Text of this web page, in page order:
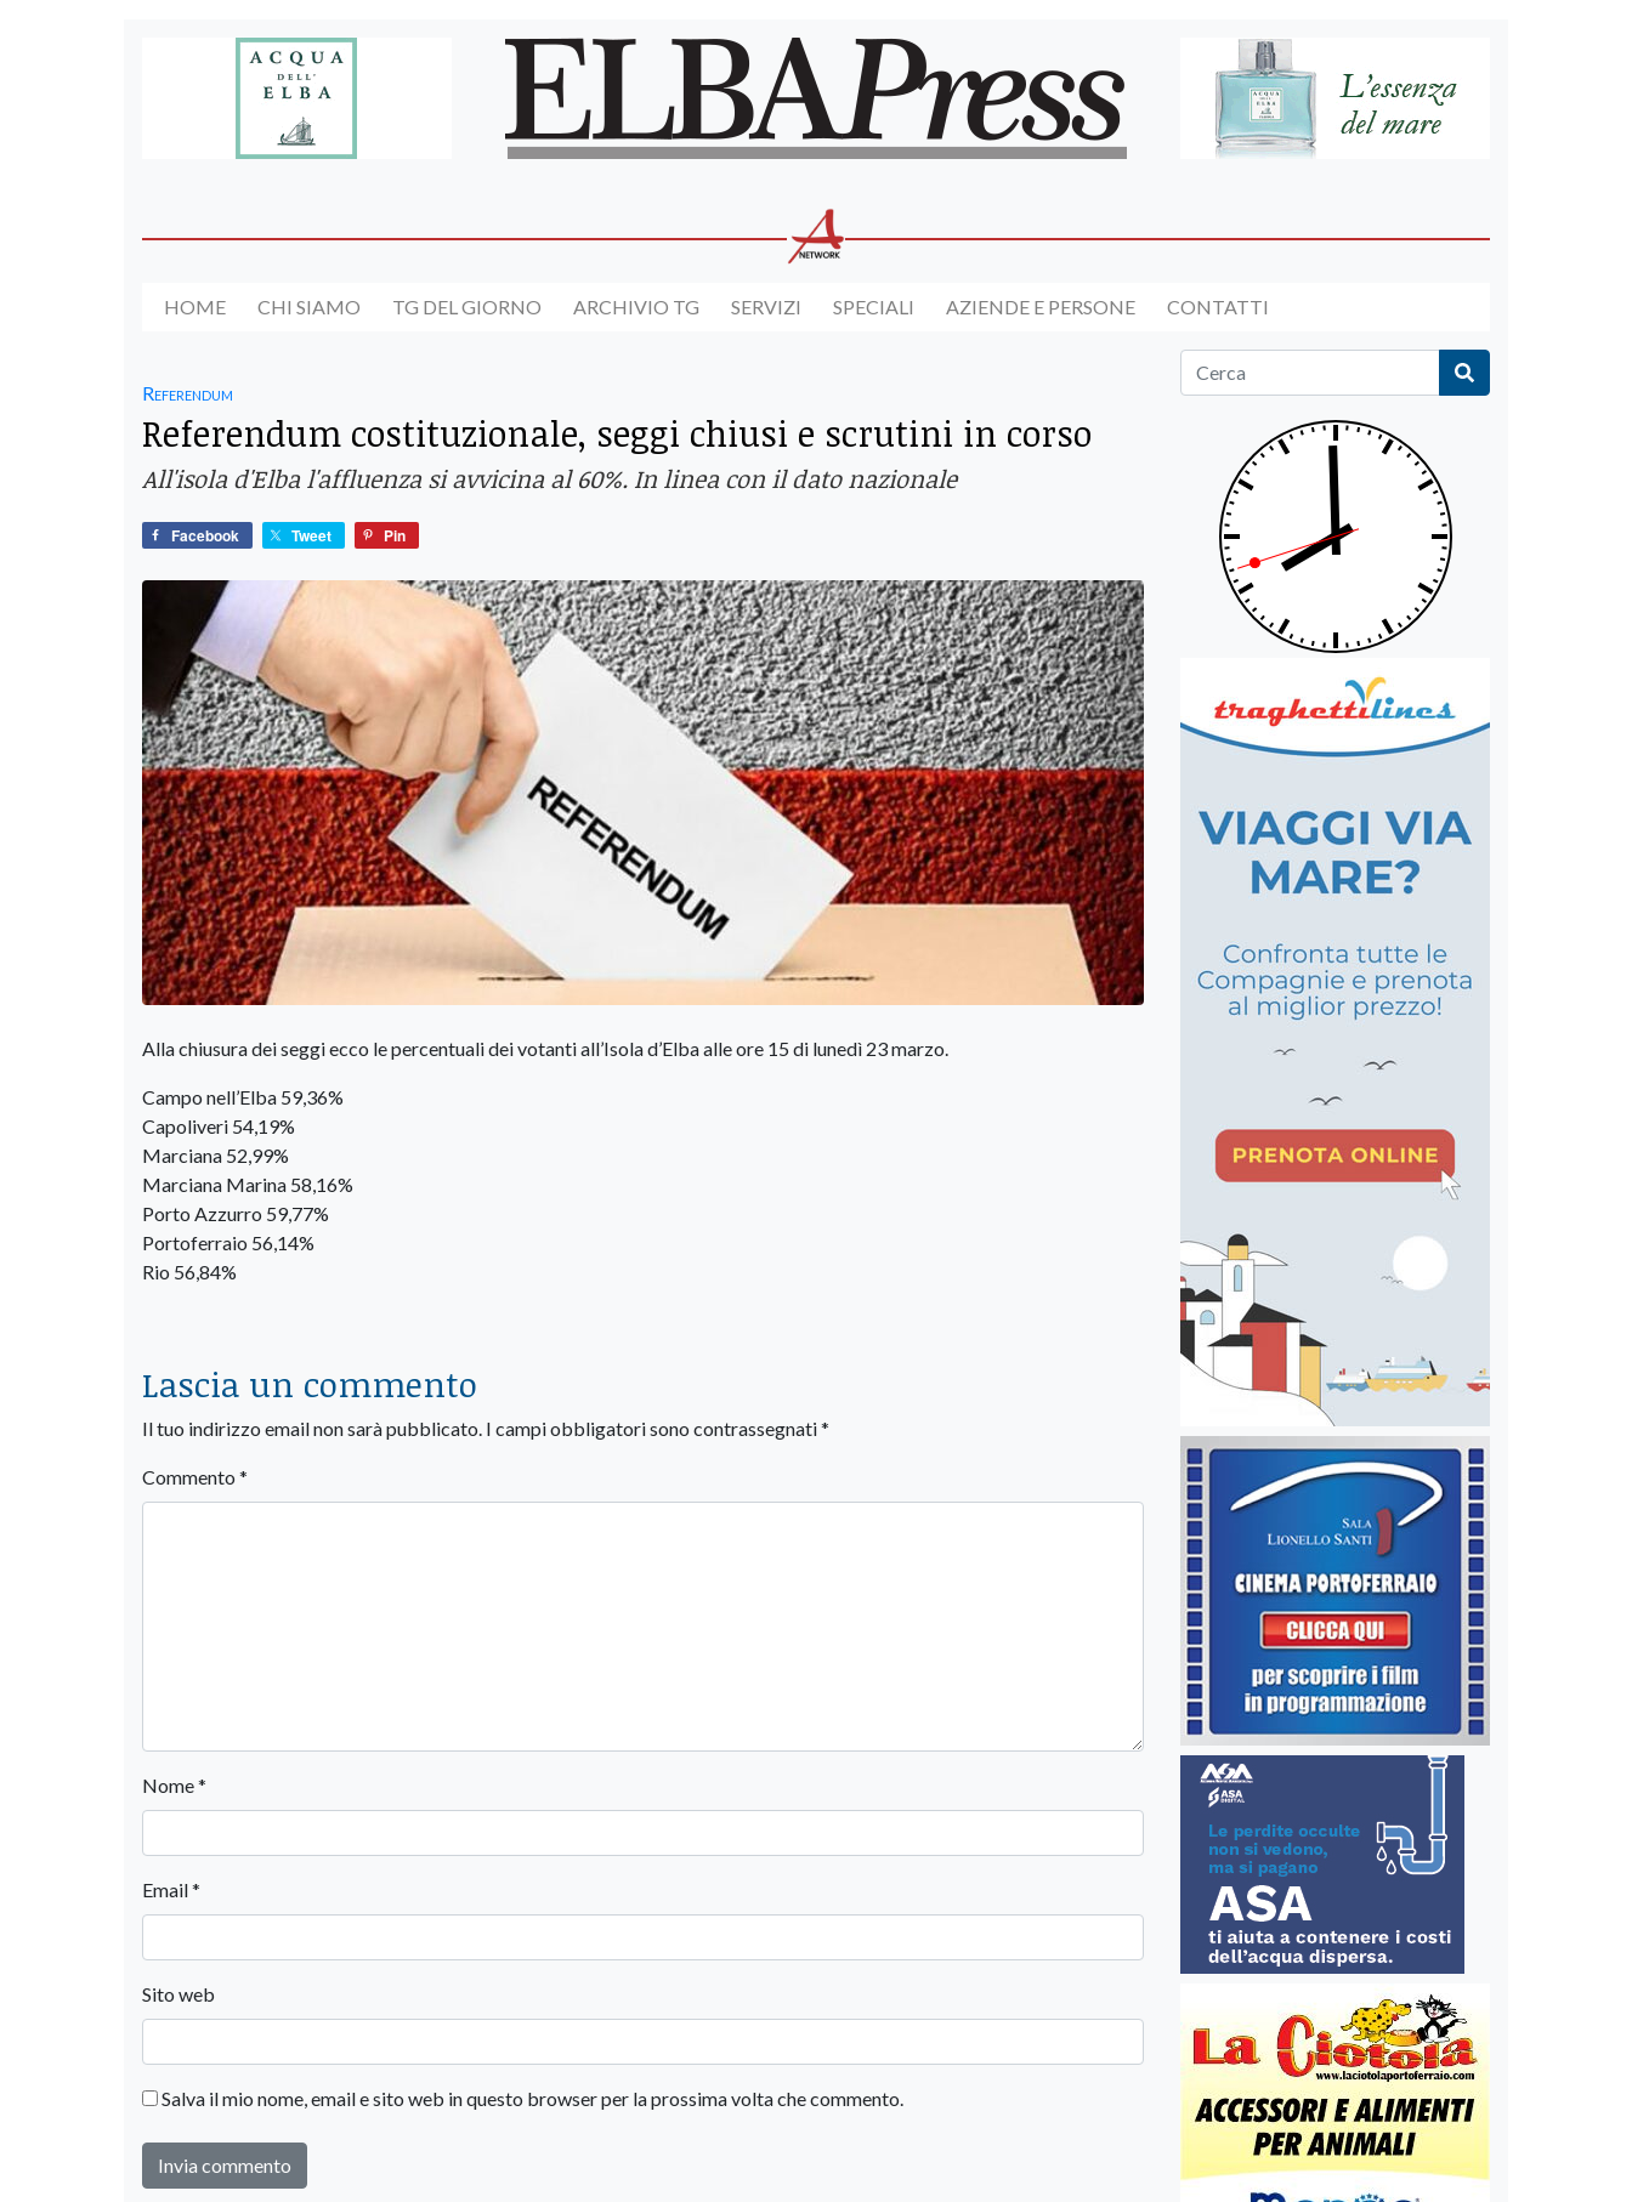
HOME CHI SIAMO TG DEL GIORNO ARCHIVIO TG SERVIZI SPECIALI AZIENDE E PERSONE CONTATTI
Referendum
Referendum costituzionale, seggi chiusi e scrutini in corso
All'isola d'Elba l'affluenza si avvicina al 60%. In linea con il dato nazionale
Facebook Tweet Pin
Alla chiusura dei seggi ecco le percentuali dei votanti all’Isola d’Elba alle ore 15 di lunedì 23 marzo.
Campo nell’Elba 59,36%
Capoliveri 54,19%
Marciana 52,99%
Marciana Marina 58,16%
Porto Azzurro 59,77%
Portoferraio 56,14%
Rio 56,84%
Lascia un commento
Il tuo indirizzo email non sarà pubblicato. I campi obbligatori sono contrassegnati*
Commento *
Nome*
Email*
Sito web
Salva il mio nome, email e sito web in questo browser per la prossima volta che commento.